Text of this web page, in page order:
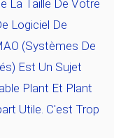
La Taille De Votre
Logiciel De
(systèmes De
Est Un Sujet
Plant Et Plant
Utile. C'est Trop